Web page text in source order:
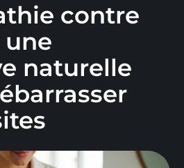
contre
une
naturelle